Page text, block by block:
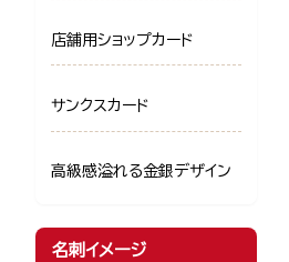
店舗用ショップカード
サンクスカード
高級感溢れる金銀デザイン
名刺イメージ